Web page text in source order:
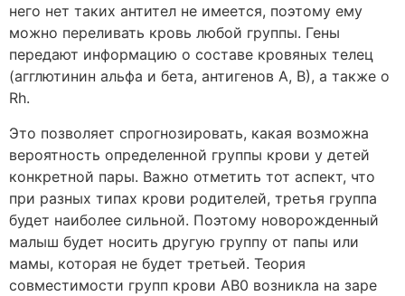
него нет таких антител не имеется, поэтому ему
можно переливать кровь любой группы. Гены
передают информацию о составе кровяных телец
(агглютинин альфа и бета, антигенов А, В), а также о
Rh.
Это позволяет спрогнозировать, какая возможна
вероятность определенной группы крови у детей
конкретной пары. Важно отметить тот аспект, что
при разных типах крови родителей, третья группа
будет наиболее сильной. Поэтому новорожденный
малыш будет носить другую группу от папы или
мамы, которая не будет третьей. Теория
совместимости групп крови AB0 возникла на заре